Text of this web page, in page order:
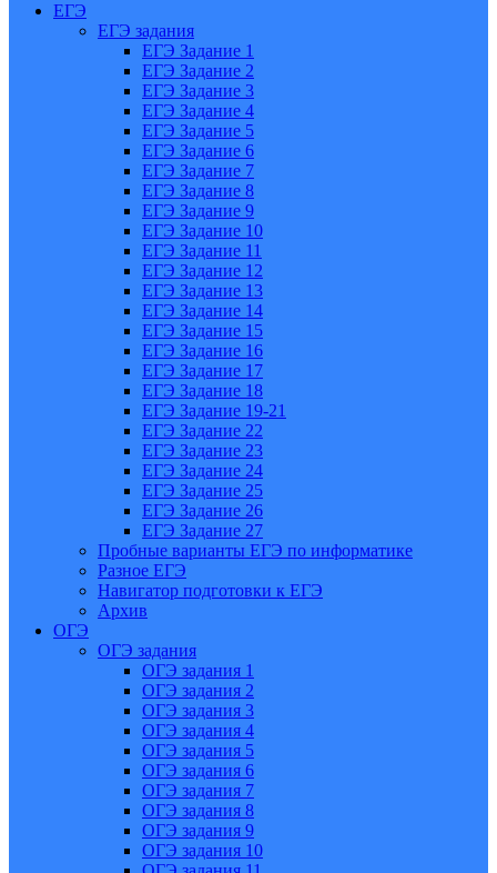
ЕГЭ
ЕГЭ задания
ЕГЭ Задание 1
ЕГЭ Задание 2
ЕГЭ Задание 3
ЕГЭ Задание 4
ЕГЭ Задание 5
ЕГЭ Задание 6
ЕГЭ Задание 7
ЕГЭ Задание 8
ЕГЭ Задание 9
ЕГЭ Задание 10
ЕГЭ Задание 11
ЕГЭ Задание 12
ЕГЭ Задание 13
ЕГЭ Задание 14
ЕГЭ Задание 15
ЕГЭ Задание 16
ЕГЭ Задание 17
ЕГЭ Задание 18
ЕГЭ Задание 19-21
ЕГЭ Задание 22
ЕГЭ Задание 23
ЕГЭ Задание 24
ЕГЭ Задание 25
ЕГЭ Задание 26
ЕГЭ Задание 27
Пробные варианты ЕГЭ по информатике
Разное ЕГЭ
Навигатор подготовки к ЕГЭ
Архив
ОГЭ
ОГЭ задания
ОГЭ задания 1
ОГЭ задания 2
ОГЭ задания 3
ОГЭ задания 4
ОГЭ задания 5
ОГЭ задания 6
ОГЭ задания 7
ОГЭ задания 8
ОГЭ задания 9
ОГЭ задания 10